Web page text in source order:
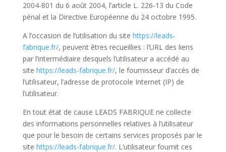
2004-801 du 6 août 2004, l’article L. 226-13 du Code
pénal et la Directive Européenne du 24 octobre 1995.
A l’occasion de l’utilisation du site https://leads-
fabrique.fr/, peuvent êtres recueillies : l’URL des liens
par l’intermédiaire desquels l’utilisateur a accédé au
site https://leads-fabrique.fr/, le fournisseur d’accès de
l’utilisateur, l’adresse de protocole Internet (IP) de
l’utilisateur.
En tout état de cause LEADS FABRIQUE ne collecte
des informations personnelles relatives à l’utilisateur
que pour le besoin de certains services proposés par le
site https://leads-fabrique.fr/. L’utilisateur fournit ces